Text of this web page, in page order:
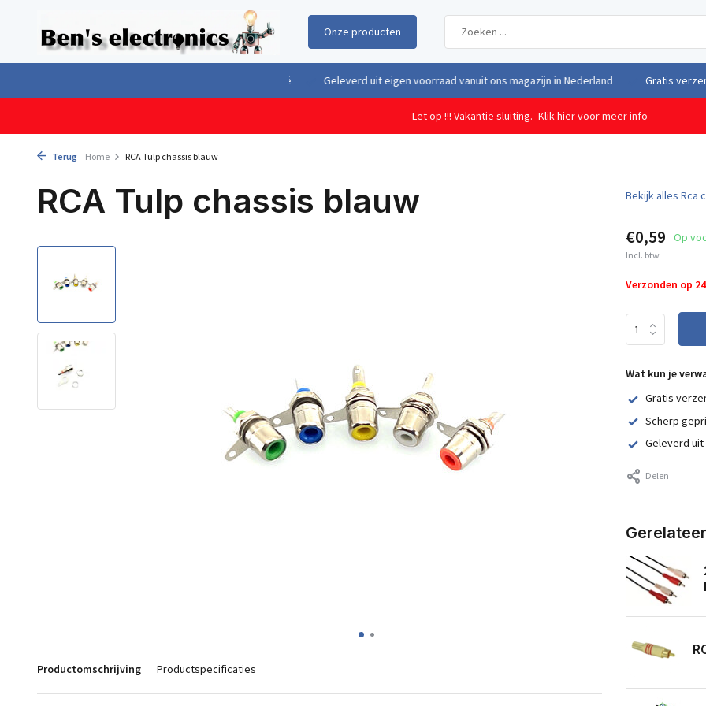
Onze producten
Geleverd uit eigen voorraad vanuit ons magazijn in Nederland Gratis
Let op !!! Vakantie sluiting. Klik hier voor meer info
Terug Home RCA Tulp chassis blauw
RCA Tulp chassis blauw
Productomschrijving Productspecificaties
Bekijk alles Rca
€0,59 Op
Incl. btw
Verzonden op
Wat kun je
Gratis
Scherp
Geleverd
Delen